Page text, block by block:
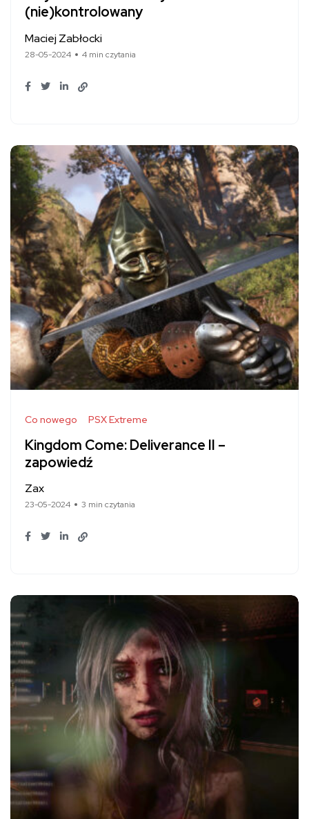
(nie)kontrolowany
Maciej Zabłocki
28-05-2024 4 min czytania
Co nowego PSX Extreme
Kingdom Come: Deliverance II –
zapowiedź
Zax
23-05-2024 3 min czytania